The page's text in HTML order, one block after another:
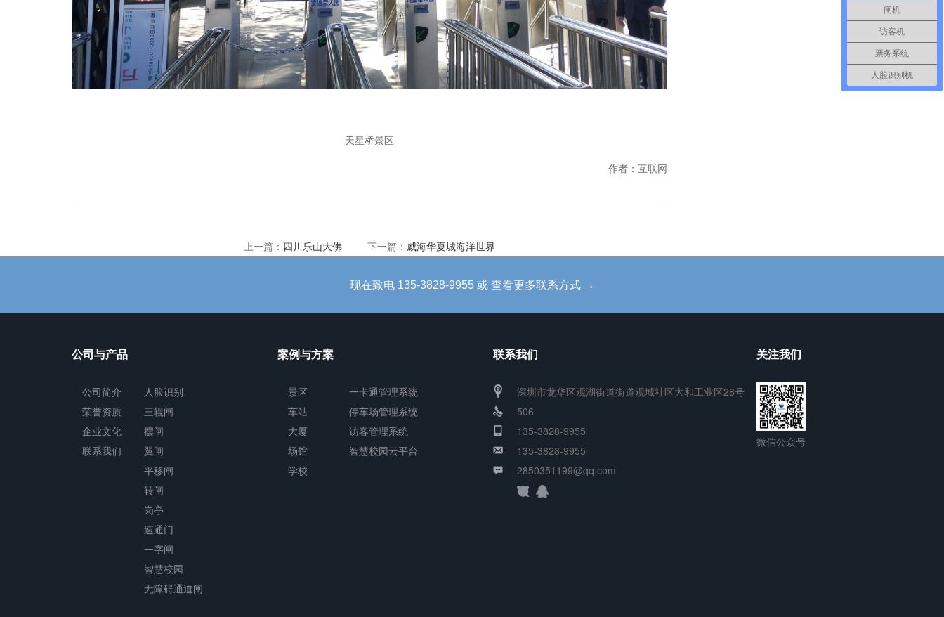
天星桥景区
作者：互联网
上一篇： 四川乐山大佛 下一篇： 威海华夏城海洋世界
现在致电 135-3828-9955 或 查看更多联系方式 →
公司与产品
公司简介
荣誉资质
企业文化
联系我们
人脸识别
三辊闸
摆闸
翼闸
平移闸
转闸
岗亭
速通门
一字闸
智慧校园
无障碍通道闸
案例与方案
景区
车站
大厦
场馆
学校
一卡通管理系统
停车场管理系统
访客管理系统
智慧校园云平台
联系我们
深圳市龙华区观湖街道街道观城社区大和工业区28号
506
135-3828-9955
135-3828-9955
2850351199@qq.com
关注我们
微信公众号
闸机
访客机
票务系统
人脸识别机